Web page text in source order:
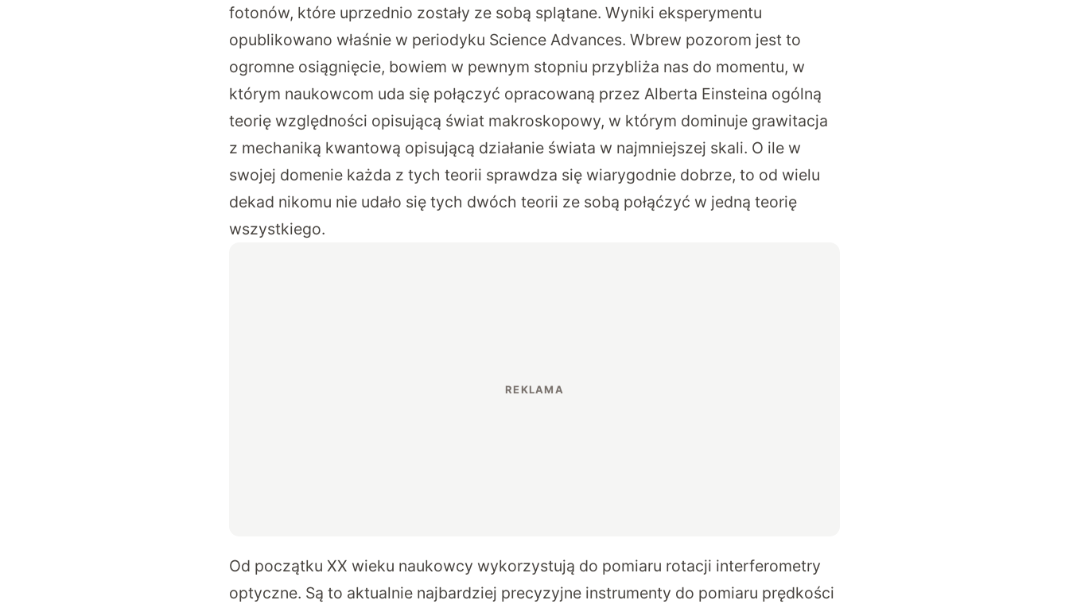
fotonów, które uprzednio zostały ze sobą splątane. Wyniki eksperymentu
opublikowano właśnie w periodyku Science Advances. Wbrew pozorom jest to
ogromne osiągnięcie, bowiem w pewnym stopniu przybliża nas do momentu, w
którym naukowcom uda się połączyć opracowaną przez Alberta Einsteina ogólną
teorię względności opisującą świat makroskopowy, w którym dominuje grawitacja
z mechaniką kwantową opisującą działanie świata w najmniejszej skali. O ile w
swojej domenie każda z tych teorii sprawdza się wiarygodnie dobrze, to od wielu
dekad nikomu nie udało się tych dwóch teorii ze sobą połąćzyć w jedną teorię
wszystkiego.
Od początku XX wieku naukowcy wykorzystują do pomiaru rotacji interferometry
optyczne. Są to aktualnie najbardziej precyzyjne instrumenty do pomiaru prędkości